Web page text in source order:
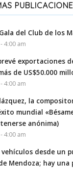
del Club de los
4:00 am
exportaciones
de US$50.000
4:00 am
la
mundial
anónima)
4:00 am
vehículos desde un
Mendoza; hay una